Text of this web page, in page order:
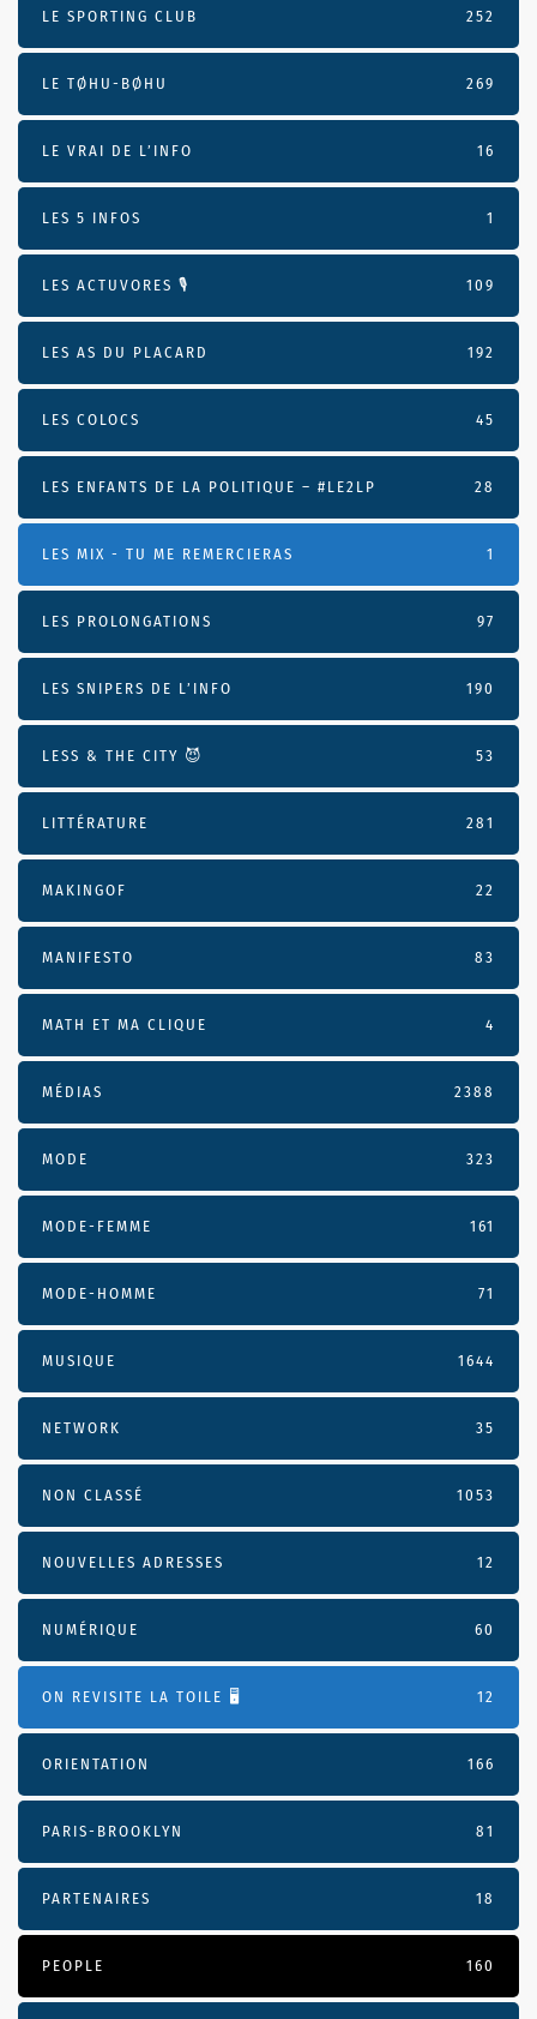
LE SPORTING CLUB 252
LE TØHU-BØHU 269
LE VRAI DE L’INFO 16
LES 5 INFOS 1
LES ACTUVORES 🎙 109
LES AS DU PLACARD 192
LES COLOCS 45
LES ENFANTS DE LA POLITIQUE – #LE2LP 28
LES MIX - TU ME REMERCIERAS 1
LES PROLONGATIONS 97
LES SNIPERS DE L’INFO 190
LESS & THE CITY 😈 53
LITTÉRATURE 281
MAKINGOF 22
MANIFESTO 83
MATH ET MA CLIQUE 4
MÉDIAS 2388
MODE 323
MODE-FEMME 161
MODE-HOMME 71
MUSIQUE 1644
NETWORK 35
NON CLASSÉ 1053
NOUVELLES ADRESSES 12
NUMÉRIQUE 60
ON REVISITE LA TOILE 🖥️ 12
ORIENTATION 166
PARIS-BROOKLYN 81
PARTENAIRES 18
PEOPLE 160